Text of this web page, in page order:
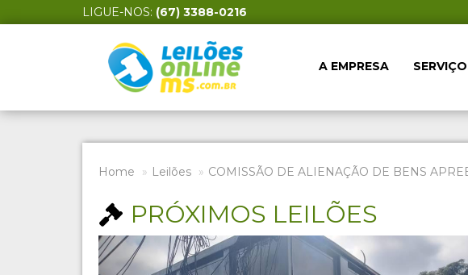
LIGUE-NOS: (67) 3388-0216
A EMPRESA
Home Leilões COMISSÃO DE ALIENAÇÃO DE BENS
PRÓXIMOS LEILÕES
Previous